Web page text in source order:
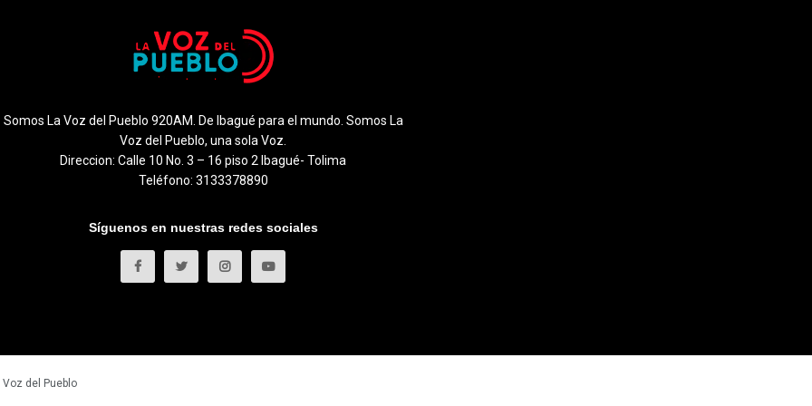
Somos La Voz del Pueblo 920AM. De Ibagué para el mundo. Somos La
Voz del Pueblo, una sola Voz.
Direccion: Calle 10 No. 3 – 16 piso 2 Ibagué- Tolima
Teléfono: 3133378890
Síguenos en nuestras redes sociales
Voz del Pueblo